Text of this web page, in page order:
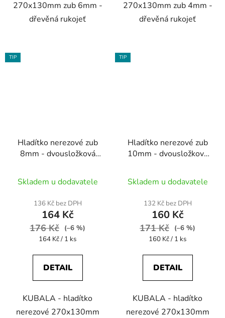
270x130mm zub 6mm -
dřevěná rukojeť
270x130mm zub 4mm -
dřevěná rukojeť
TIP
Hladítko nerezové zub
8mm - dvousložková
Skladem u dodavatele
136 Kč bez DPH
164 Kč
176 Kč
(–6 %)
Měrná
164 Kč / 1 ks
DETAIL
KUBALA - hladítko
nerezové 270x130mm
TIP
Hladítko nerezové zub
10mm - dvousložková
Skladem u dodavatele
132 Kč bez DPH
160 Kč
171 Kč
(–6 %)
Měrná
160 Kč / 1 ks
DETAIL
KUBALA - hladítko
nerezové 270x130mm